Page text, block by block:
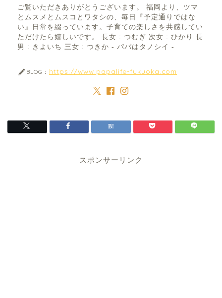
ご覧いただきありがとうございます。 福岡より、ツマ
とムスメとムスコとワタシの、毎日『予定通りではな
い』日常を綴っています。子育ての楽しさを共感してい
ただけたら嬉しいです。 長女 : つむぎ 次女 : ひかり 長
男 : きよいち 三女 : つきか - パパはタノシイ -
BLOG： https://www.papalife-fukuoka.com
スポンサーリンク